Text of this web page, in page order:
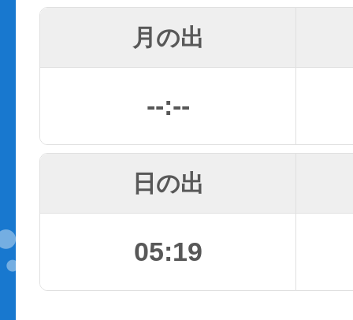
月の出
--:--
日の出
05:19